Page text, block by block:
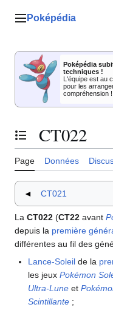
Menu principal
Poképédia
Poképédia
techniques !
L'équipe est au
pour les
compréhension !
Basculer la table des
CT022
Page Données
◄ CT021
La CT022 (CT22 avant
depuis la première
différentes au fil des
Lance-Soleil de la
les jeuxPokémon
Ultra-Lune et
Scintillante ;